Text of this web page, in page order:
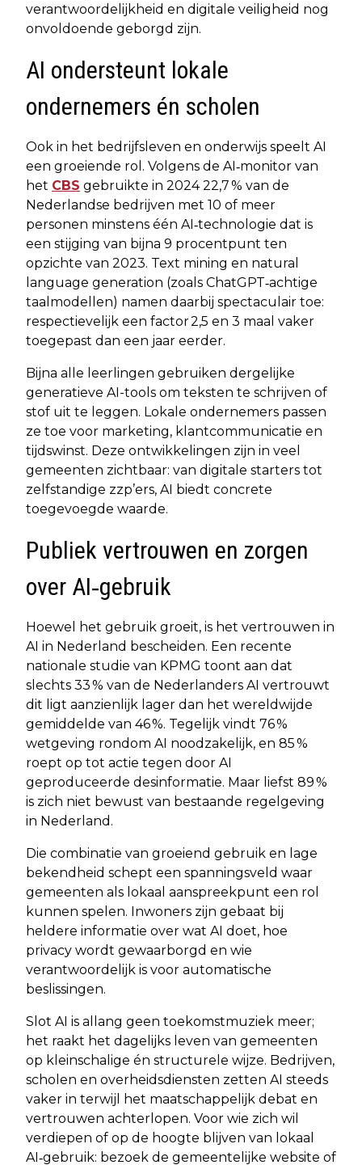
verantwoordelijkheid en digitale veiligheid nog
onvoldoende geborgd zijn.
AI ondersteunt lokale
ondernemers én scholen
Ook in het bedrijfsleven en onderwijs speelt AI
een groeiende rol. Volgens de AI‑monitor van
het CBS gebruikte in 2024 22,7 % van de
Nederlandse bedrijven met 10 of meer
personen minstens één AI‑technologie dat is
een stijging van bijna 9 procentpunt ten
opzichte van 2023. Text mining en natural
language generation (zoals ChatGPT‐achtige
taalmodellen) namen daarbij spectaculair toe:
respectievelijk een factor 2,5 en 3 maal vaker
toegepast dan een jaar eerder.
Bijna alle leerlingen gebruiken dergelijke
generatieve AI-tools om teksten te schrijven of
stof uit te leggen. Lokale ondernemers passen
ze toe voor marketing, klantcommunicatie en
tijdswinst. Deze ontwikkelingen zijn in veel
gemeenten zichtbaar: van digitale starters tot
zelfstandige zzp’ers, AI biedt concrete
toegevoegde waarde.
Publiek vertrouwen en zorgen
over AI‐gebruik
Hoewel het gebruik groeit, is het vertrouwen in
AI in Nederland bescheiden. Een recente
nationale studie van KPMG toont aan dat
slechts 33 % van de Nederlanders AI vertrouwt
dit ligt aanzienlijk lager dan het wereldwijde
gemiddelde van 46 %. Tegelijk vindt 76 %
wetgeving rondom AI noodzakelijk, en 85 %
roept op tot actie tegen door AI
geproduceerde desinformatie. Maar liefst 89 %
is zich niet bewust van bestaande regelgeving
in Nederland.
Die combinatie van groeiend gebruik en lage
bekendheid schept een spanningsveld waar
gemeenten als lokaal aanspreekpunt een rol
kunnen spelen. Inwoners zijn gebaat bij
heldere informatie over wat AI doet, hoe
privacy wordt gewaarborgd en wie
verantwoordelijk is voor automatische
beslissingen.
Slot AI is allang geen toekomstmuziek meer;
het raakt het dagelijks leven van gemeenten
op kleinschalige én structurele wijze. Bedrijven,
scholen en overheidsdiensten zetten AI steeds
vaker in terwijl het maatschappelijk debat en
vertrouwen achterlopen. Voor wie zich wil
verdiepen of op de hoogte blijven van lokaal
AI‑gebruik: bezoek de gemeentelijke website of